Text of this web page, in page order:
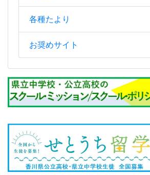
各種たより
お奨めサイト